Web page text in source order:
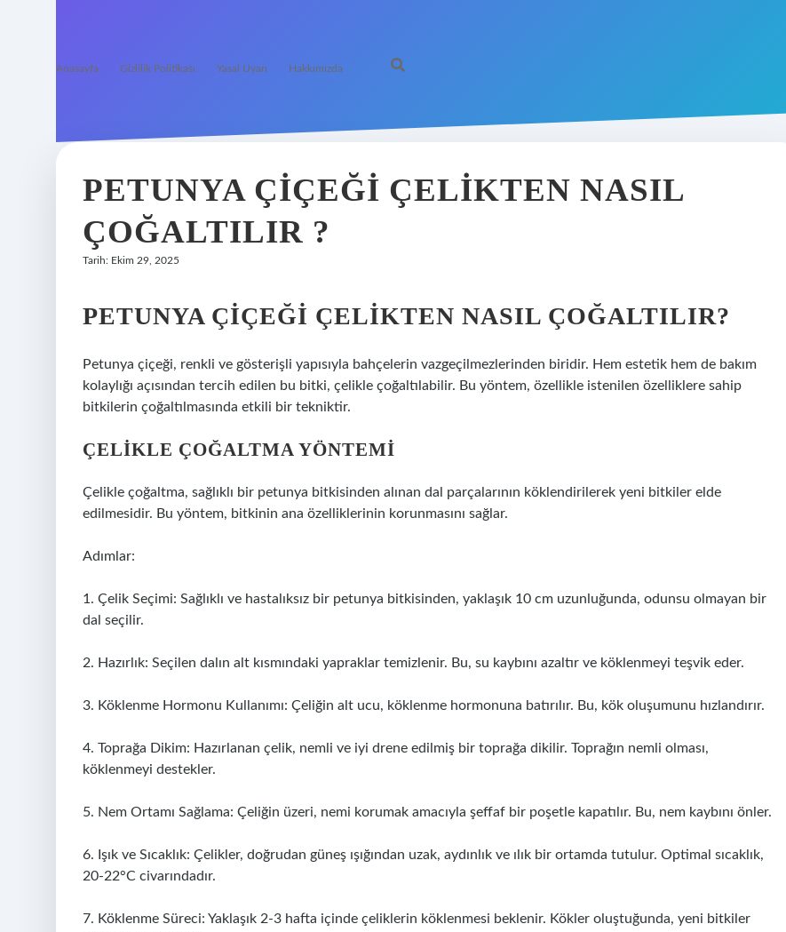
Anasayfa Gizlilik Politikası Yasal Uyarı Hakkımızda
PETUNYA ÇIÇEĞI ÇELIKTEN NASIL
ÇOĞALTILIR ?
Tarih: Ekim 29, 2025
PETUNYA ÇIÇEĞI ÇELIKTEN NASIL ÇOĞALTILIR?
Petunya çiçeği, renkli ve gösterişli yapısıyla bahçelerin vazgeçilmezlerinden biridir. Hem estetik hem de bakım
kolaylığı açısından tercih edilen bu bitki, çelikle çoğaltılabilir. Bu yöntem, özellikle istenilen özelliklere sahip
bitkilerin çoğaltılmasında etkili bir tekniktir.
ÇELIKLE ÇOĞALTMA YÖNTEMI
Çelikle çoğaltma, sağlıklı bir petunya bitkisinden alınan dal parçalarının köklendirilerek yeni bitkiler elde
edilmesidir. Bu yöntem, bitkinin ana özelliklerinin korunmasını sağlar.
Adımlar:
1. Çelik Seçimi: Sağlıklı ve hastalıksız bir petunya bitkisinden, yaklaşık 10 cm uzunluğunda, odunsu olmayan bir
dal seçilir.
2. Hazırlık: Seçilen dalın alt kısmındaki yapraklar temizlenir. Bu, su kaybını azaltır ve köklenmeyi teşvik eder.
3. Köklenme Hormonu Kullanımı: Çeliğin alt ucu, köklenme hormonuna batırılır. Bu, kök oluşumunu hızlandırır.
4. Toprağa Dikim: Hazırlanan çelik, nemli ve iyi drene edilmiş bir toprağa dikilir. Toprağın nemli olması,
köklenmeyi destekler.
5. Nem Ortamı Sağlama: Çeliğin üzeri, nemi korumak amacıyla şeffaf bir poşetle kapatılır. Bu, nem kaybını önler.
6. Işık ve Sıcaklık: Çelikler, doğrudan güneş ışığından uzak, aydınlık ve ılık bir ortamda tutulur. Optimal sıcaklık,
20-22°C civarındadır.
7. Köklenme Süreci: Yaklaşık 2-3 hafta içinde çeliklerin köklenmesi beklenir. Kökler oluştuğunda, yeni bitkiler